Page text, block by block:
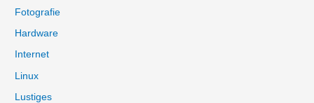
h
:
Fotografie
Hardware
Internet
Linux
Lustiges